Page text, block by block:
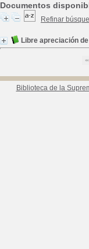
Documentos
Refinar
Libre apreciación
Biblioteca de la